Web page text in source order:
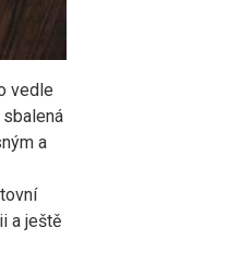
vedle
a
a ještě